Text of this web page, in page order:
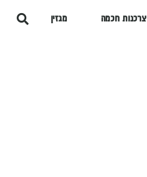
צרכנות חכמה מגזין